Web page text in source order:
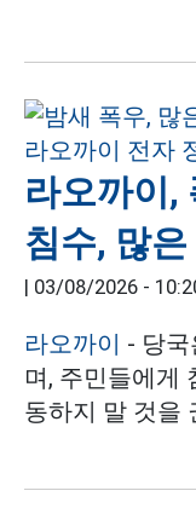
라오까이,
침수, 많
| 03/08/2026 -
라오까이 - 당
며, 주민들에게
동하지 말 것을